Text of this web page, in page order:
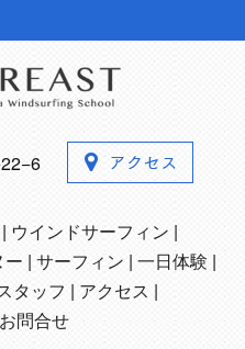
ウインドサーフィン
ー サーフィン 一日体験
タッフ
アクセス
問合せ